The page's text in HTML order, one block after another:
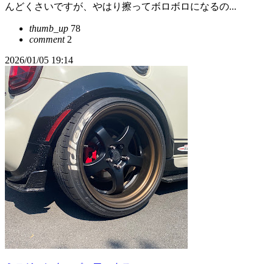
んどくさいですが、やはり擦ってボロボロになるの...
thumb_up 78
comment2
2026/01/05 19:14